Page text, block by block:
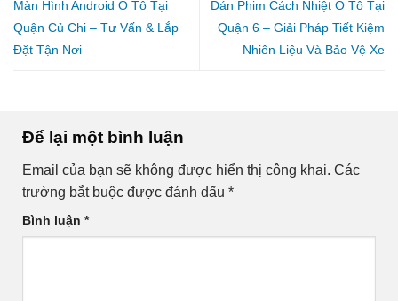
Màn Hình Android Ô Tô Tại
Quận Củ Chi – Tư Vấn & Lắp
Đặt Tận Nơi
Dán Phim Cách Nhiệt Ô Tô Tại
Quận 6 – Giải Pháp Tiết Kiệm
Nhiên Liệu Và Bảo Vệ Xe
Để lại một bình luận
Email của bạn sẽ không được hiển thị công khai. Các
trường bắt buộc được đánh dấu *
Bình luận *